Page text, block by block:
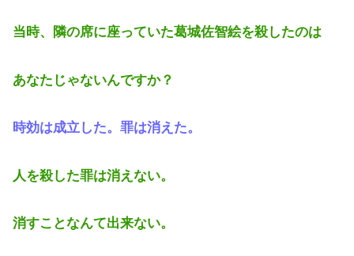
当時、隣の席に座っていた葛城佐智絵を殺したのは
あなたじゃないんですか？
時効は成立した。罪は消えた。
人を殺した罪は消えない。
消すことなんて出来ない。